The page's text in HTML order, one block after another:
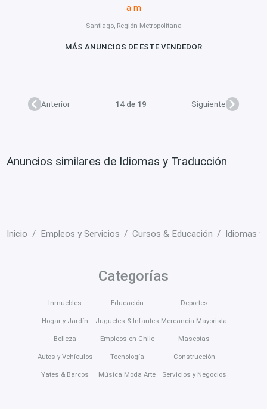
a m
Santiago, Región Metropolitana
MÁS ANUNCIOS DE ESTE VENDEDOR
Anterior 14 de 19 Siguiente
Anuncios similares de Idiomas y Traducción
Inicio Empleos y Servicios Cursos & Educación Idiomas
Categorías
Inmuebles
Hogar y Jardín
Belleza
Autos y Vehículos
Yates & Barcos
Educación
Juguetes & Infantes
Empleos en Chile
Tecnología
Música Moda Arte
Deportes
Mercancía Mayorista
Mascotas
Construcción
Servicios y Negocios